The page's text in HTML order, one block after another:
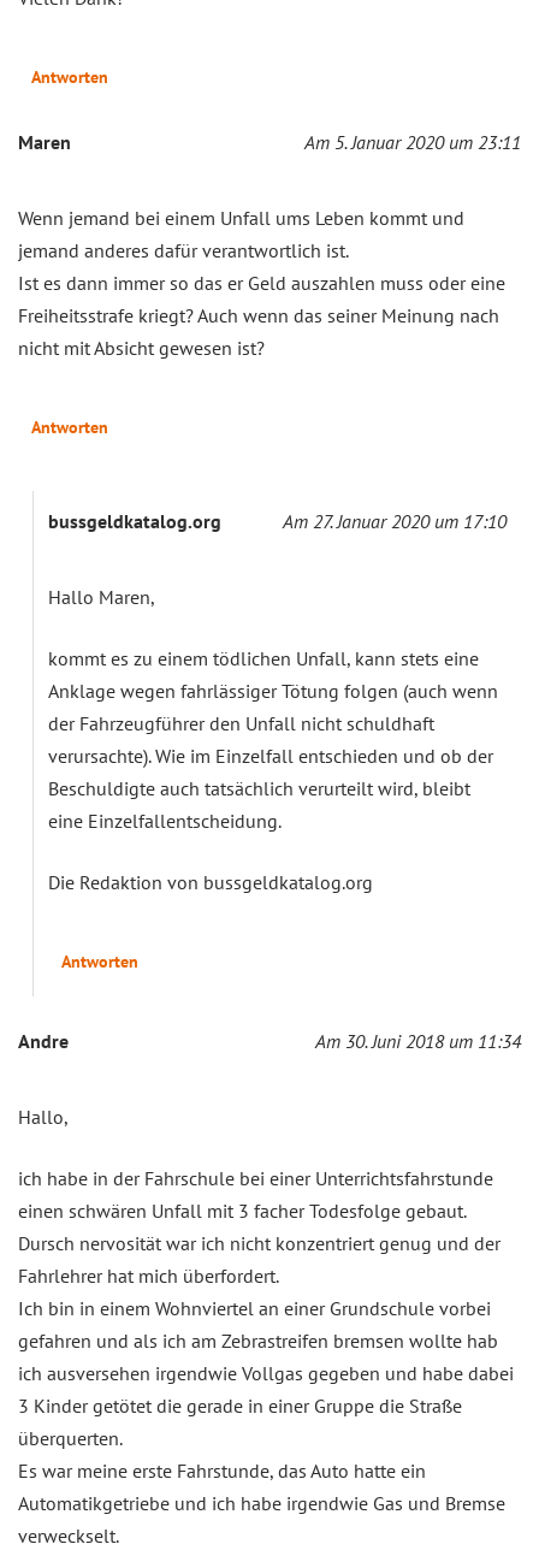
Antworten
Maren Am 5. Januar 2020 um 23:11
Wenn jemand bei einem Unfall ums Leben kommt und
jemand anderes dafür verantwortlich ist.
Ist es dann immer so das er Geld auszahlen muss oder eine
Freiheitsstrafe kriegt? Auch wenn das seiner Meinung nach
nicht mit Absicht gewesen ist?
Antworten
bussgeldkatalog.org Am 27. Januar 2020 um 17:10
Hallo Maren,
kommt es zu einem tödlichen Unfall, kann stets eine
Anklage wegen fahrlässiger Tötung folgen (auch wenn
der Fahrzeugführer den Unfall nicht schuldhaft
verursachte). Wie im Einzelfall entschieden und ob der
Beschuldigte auch tatsächlich verurteilt wird, bleibt
eine Einzelfallentscheidung.
Die Redaktion von bussgeldkatalog.org
Antworten
Andre Am 30. Juni 2018 um 11:34
Hallo,
ich habe in der Fahrschule bei einer Unterrichtsfahrstunde
einen schwären Unfall mit 3 facher Todesfolge gebaut.
Dursch nervosität war ich nicht konzentriert genug und der
Fahrlehrer hat mich überfordert.
Ich bin in einem Wohnviertel an einer Grundschule vorbei
gefahren und als ich am Zebrastreifen bremsen wollte hab
ich ausversehen irgendwie Vollgas gegeben und habe dabei
3 Kinder getötet die gerade in einer Gruppe die Straße
überquerten.
Es war meine erste Fahrstunde, das Auto hatte ein
Automatikgetriebe und ich habe irgendwie Gas und Bremse
verweckselt.